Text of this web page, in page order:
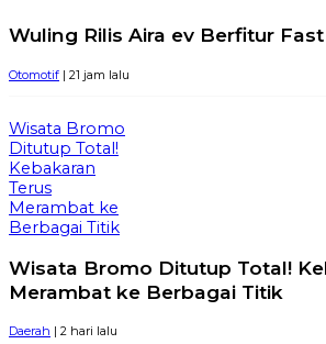
Wuling Rilis Aira ev Berfitur
Otomotif | 21 jam lalu
Wisata Bromo
Ditutup Total!
Kebakaran
Terus
Merambat ke
Berbagai Titik
Wisata Bromo Ditutup Total!
Merambat ke Berbagai Titik
Daerah | 2 hari lalu